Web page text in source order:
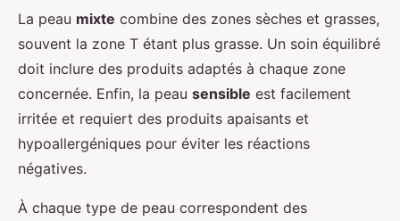
La peau mixte combine des zones sèches et grasses,
souvent la zone T étant plus grasse. Un soin équilibré
doit inclure des produits adaptés à chaque zone
concernée. Enfin, la peau sensible est facilement
irritée et requiert des produits apaisants et
hypoallergéniques pour éviter les réactions
négatives.
À chaque type de peau correspondent des